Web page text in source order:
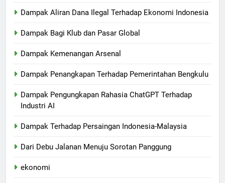
Dampak Aliran Dana Ilegal Terhadap Ekonomi Indonesia
Dampak Bagi Klub dan Pasar Global
Dampak Kemenangan Arsenal
Dampak Penangkapan Terhadap Pemerintahan Bengkulu
Dampak Pengungkapan Rahasia ChatGPT Terhadap
Industri AI
Dampak Terhadap Persaingan Indonesia-Malaysia
Dari Debu Jalanan Menuju Sorotan Panggung
ekonomi